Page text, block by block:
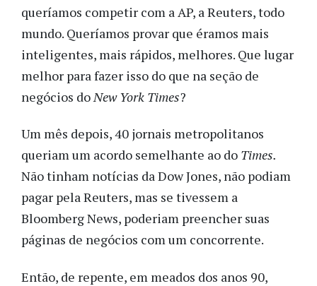
queríamos competir com a AP, a Reuters, todo
mundo. Queríamos provar que éramos mais
inteligentes, mais rápidos, melhores. Que lugar
melhor para fazer isso do que na seção de
negócios doNew York Times?
Um mês depois, 40 jornais metropolitanos
queriam um acordo semelhante ao do Times.
Não tinham notícias da Dow Jones, não podiam
pagar pela Reuters, mas se tivessem a
Bloomberg News, poderiam preencher suas
páginas de negócios com um concorrente.
Então, de repente, em meados dos anos 90,